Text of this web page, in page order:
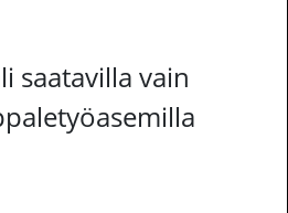
saatavilla vain